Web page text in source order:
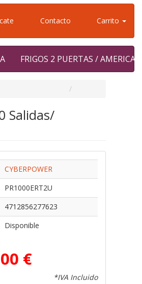
Contacto Carrito
FRIGOS 2 PUERTAS /
Salidas/
CYBERPOWER
PR1000ERT2U
4712856277623
Disponible
€
*IVA Incluido